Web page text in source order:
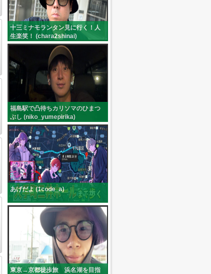
十三ミナモランタン見に行く！人
生楽笑！ (chara2shinai)
福島駅で凸待ちカリソマのひまつ
ぶし (niko_yumepirika)
あげだよ (1code_a)
東京→京都徒歩旅 浜名湖を目指